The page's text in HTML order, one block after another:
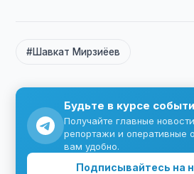
#Шавкат Мирзиёев
Будьте в курсе
Получайте главные
репортажи и оперативные
вам удобно.
Подписывайтесь на